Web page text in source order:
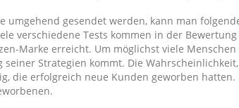
gesendet werden, kann man
verschiedene Tests kommen in der Bewertung
Marke erreicht. Um möglichst viele Menschen
Strategien kommt. Die
die erfolgreich neue Kunden geworben hatten.